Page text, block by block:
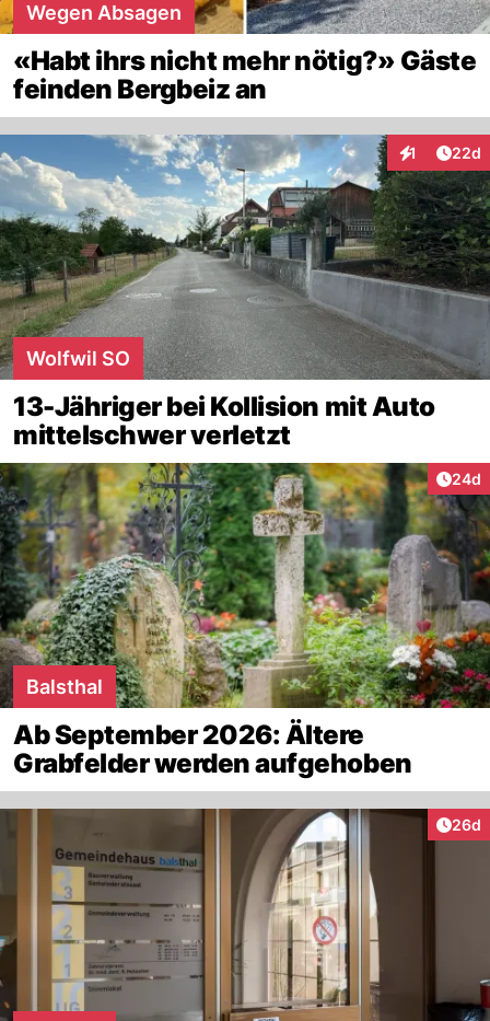
Wegen Absagen
«Habt ihrs nicht mehr nötig?» Gäste
feinden Bergbeiz an
1
Interaktionen
22d
Wolfwil SO
13-Jähriger bei Kollision mit Auto
mittelschwer verletzt
24d
Balsthal
Ab September 2026: Ältere
Grabfelder werden aufgehoben
26d